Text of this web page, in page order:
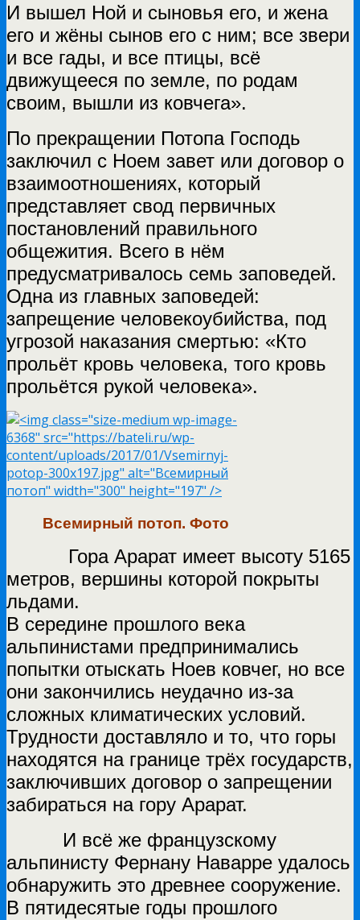
И вышел Ной и сыновья его, и жена
его и жёны сынов его с ним; все звери
и все гады, и все птицы, всё
движущееся по земле, по родам
своим, вышли из ковчега».
По прекращении Потопа Господь
заключил с Ноем завет или договор о
взаимоотношениях, который
представляет свод первичных
постановлений правильного
общежития. Всего в нём
предусматривалось семь заповедей.
Одна из главных заповедей:
запрещение человекоубийства, под
угрозой наказания смертью: «Кто
прольёт кровь человека, того кровь
прольётся рукой человека».
Всемирный потоп. Фото
Гора Арарат имеет высоту 5165
метров, вершины которой покрыты
льдами.
В середине прошлого века
альпинистами предпринимались
попытки отыскать Ноев ковчег, но все
они закончились неудачно из-за
сложных климатических условий.
Трудности доставляло и то, что горы
находятся на границе трёх государств,
заключивших договор о запрещении
забираться на гору Арарат.
И всё же французскому
альпинисту Фернану Наварре удалось
обнаружить это древнее сооружение.
В пятидесятые годы прошлого